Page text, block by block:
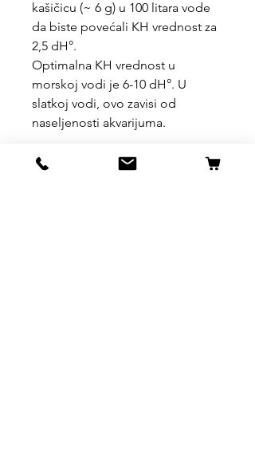
kašičicu (~ 6 g) u 100 litara vode
da biste povećali KH vrednost za
2,5 dH°.
Optimalna KH vrednost u
morskoj vodi je 6-10 dH°. U
slatkoj vodi, ovo zavisi od
naseljenosti akvarijuma.
Uslovi kupovine, dostave i